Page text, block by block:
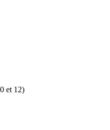
et 12)